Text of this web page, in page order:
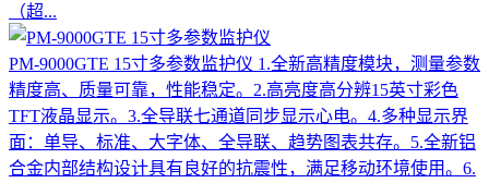
（超...
PM-9000GTE 15寸多参数监护仪 1.全新高精度模块，测量参数
精度高、质量可靠，性能稳定。2.高亮度高分辨15英寸彩色
TFT液晶显示。3.全导联七通道同步显示心电。4.多种显示界
面：单导、标准、大字体、全导联、趋势图表共存。5.全新铝
合金内部结构设计具有良好的抗震性，满足移动环境使用。6.